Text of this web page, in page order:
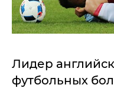
Лидер
футбольных